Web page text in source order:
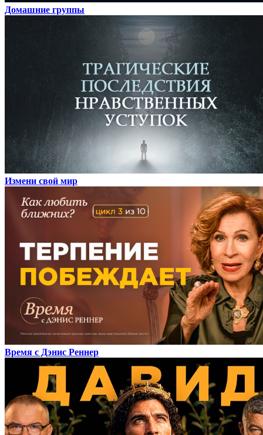
Домашние группы
Измени свой мир
Время с Дэнис Реннер